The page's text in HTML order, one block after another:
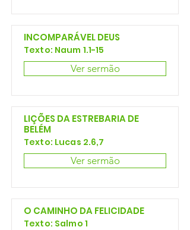
INCOMPARÁVEL DEUS
Texto: Naum 1.1-15
Ver sermão
LIÇÕES DA ESTREBARIA DE
BELÉM
Texto: Lucas 2.6,7
Ver sermão
O CAMINHO DA FELICIDADE
Texto: Salmo 1